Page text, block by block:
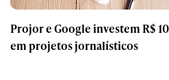
Projor e Google investem R$
em projetos jornalísticos